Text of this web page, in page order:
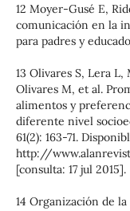
12 Moyer-Gusé E,
comunicación en la
para padres y
13 Olivares S, Lera L,
Olivares M, et al.
alimentos y
diferente nivel
61(2): 163-71.
http://
[consulta: 17 jul 2015].
14 Organización de